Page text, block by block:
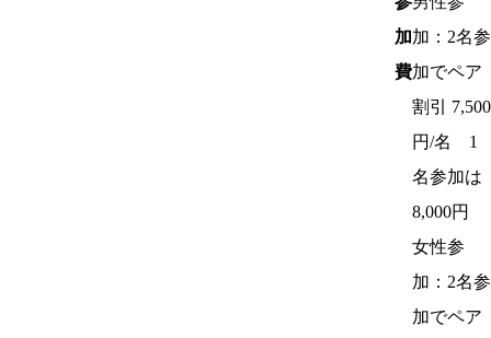
加
費
加：2名参
加でペア
割引 7,500
円/名 1
名参加は
8,000円
女性参
加：2名参
加でペア